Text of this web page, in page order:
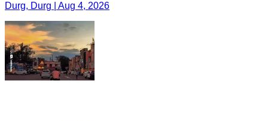
Durg, Durg | Aug 4, 2026